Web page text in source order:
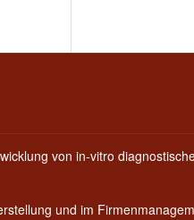
von in-vitro
und im